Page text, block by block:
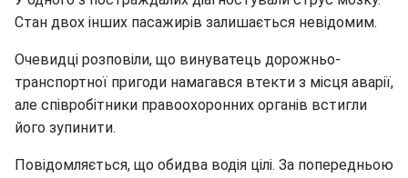
Стан двох інших пасажирів залишається невідомим.
Очевидці розповіли, що винуватець дорожньо-
транспортної пригоди намагався втекти з місця аварії,
але співробітники правоохоронних органів встигли
його зупинити.
Повідомляється, що обидва водія цілі. За попередньою